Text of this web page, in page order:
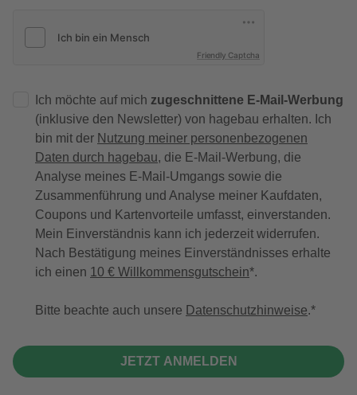
Friendly Captcha
Ich möchte auf mich zugeschnittene E-Mail-Werbung
(inklusive den Newsletter) von hagebau erhalten. Ich
bin mit der Nutzung meiner personenbezogenen
Daten durch hagebau, die E-Mail-Werbung, die
Analyse meines E-Mail-Umgangs sowie die
Zusammenführung und Analyse meiner Kaufdaten,
Coupons und Kartenvorteile umfasst, einverstanden.
Mein Einverständnis kann ich jederzeit widerrufen.
Nach Bestätigung meines Einverständnisses erhalte
ich einen 10 € Willkommensgutschein*.
Bitte beachte auch unsere Datenschutzhinweise.
JETZT ANMELDEN